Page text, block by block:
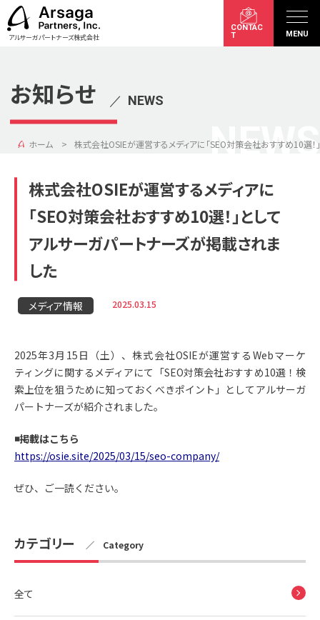
アルサーガパートナーズ株式会社
CONTAC
T
MENU
お知らせ ／ NEWS
NEWS
ホーム 株式会社OSIEが運営するメディアに「SEO対策会社おすすめ10選
株式会社OSIEが運営するメディアに
「SEO対策会社おすすめ10選！」として
アルサーガパートナーズが掲載されま
した
メディア情報 2025.03.15
2025年3月15日（土）、株式会社OSIEが運営するWebマーケ
ティングに関するメディアにて「SEO対策会社おすすめ10選！検
索上位を狙うために知っておくべきポイント」としてアルサーガ
パートナーズが紹介されました。
◾️掲載はこちら
https://osie.site/2025/03/15/seo-company/
ぜひ、ご一読ください。
カテゴリー ／ Category
全て